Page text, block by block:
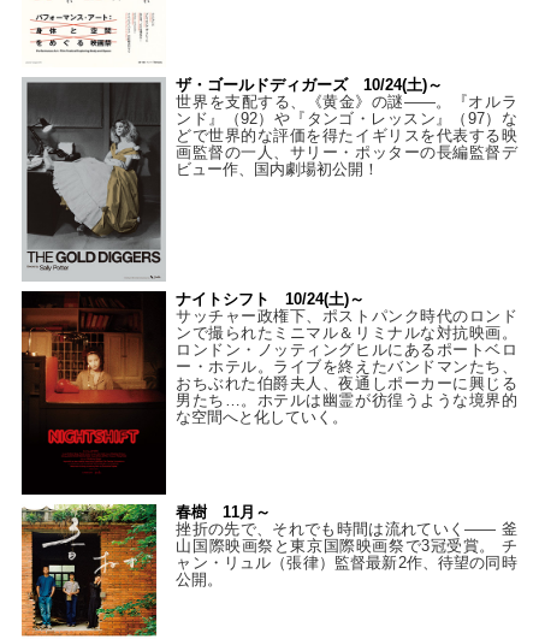
ザ・ゴールドディガーズ 10/24(土)～
世界を支配する、《黄金》の謎――。『オルラ
ンド』（92）や『タンゴ・レッスン』（97）な
どで世界的な評価を得たイギリスを代表する映
画監督の一人、サリー・ポッターの長編監督デ
ビュー作、国内劇場初公開！
ナイトシフト 10/24(土)～
サッチャー政権下、ポストパンク時代のロンド
ンで撮られたミニマル＆リミナルな対抗映画。
ロンドン・ノッティングヒルにあるポートベロ
ー・ホテル。ライブを終えたバンドマンたち、
おちぶれた伯爵夫人、夜通しポーカーに興じる
男たち…。ホテルは幽霊が彷徨うような境界的
な空間へと化していく。
春樹 11月～
挫折の先で、それでも時間は流れていく—— 釜
山国際映画祭と東京国際映画祭で3冠受賞。 チ
ャン・リュル（張律）監督最新2作、待望の同時
公開。